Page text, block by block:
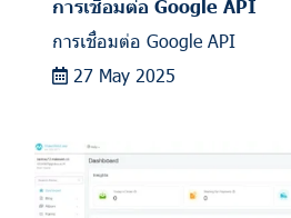
การเชื่อมต่อ Google API
การเชื่อมต่อ Google API
27 May 2025